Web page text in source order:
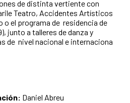
de distinta vertiente con
Teatro, Accidentes Artísticos
o el programa de residencia de
junto a talleres de danza y
de nivel nacional e internaciona
Daniel Abreu